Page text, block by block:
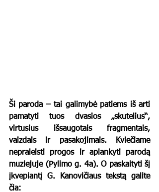
Ši paroda – tai galimybė patiems iš arti
pamatyti tuos dvasios „skutelius“,
virtusius išsaugotais fragmentais,
vaizdais ir pasakojimais. Kviečiame
nepraleisti progos ir aplankyti parodą
muziejuje (Pylimo g. 4a). O paskaityti šį
įkvepiantį G. Kanovičiaus tekstą galite